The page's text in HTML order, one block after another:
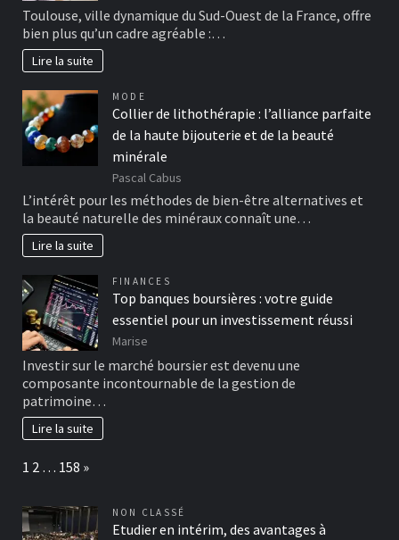
Toulouse, ville dynamique du Sud-Ouest de la France, offre
bien plus qu’un cadre agréable :…
Lire la suite
MODE
Collier de lithothérapie : l’alliance parfaite
de la haute bijouterie et de la beauté
minérale
Pascal Cabus
L’intérêt pour les méthodes de bien-être alternatives et
la beauté naturelle des minéraux connaît une…
Lire la suite
FINANCES
Top banques boursières : votre guide
essentiel pour un investissement réussi
Marise
Investir sur le marché boursier est devenu une
composante incontournable de la gestion de
patrimoine…
Lire la suite
Page:
1 2 … 158 Next
»
NON CLASSÉ
Etudier en intérim, des avantages à